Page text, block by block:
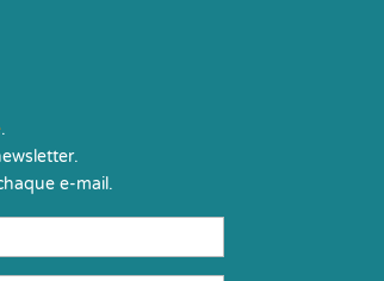
.
e-mail.